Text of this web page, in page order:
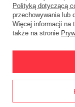
Polityką dotyczącą
przechowywania lub
Więcej informacji na
także na stronie